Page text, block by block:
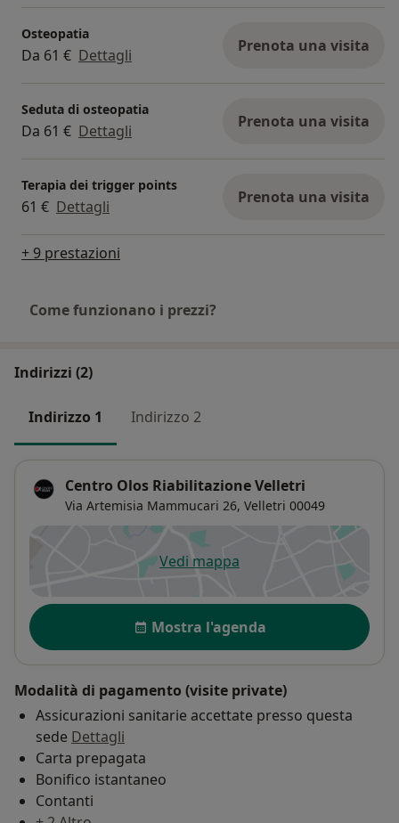
Osteopatia
Da 61 € Dettagli Prenota una visita
Seduta di osteopatia
Da 61 € Dettagli Prenota una visita
Terapia dei trigger points
61 € Dettagli Prenota una visita
+ 9 prestazioni
Come funzionano i prezzi?
Indirizzi (2)
Indirizzo 1 Indirizzo 2
Centro Olos Riabilitazione Velletri
Via Artemisia Mammucari 26, Velletri 00049
Vedi mappasi apre in una nuova scheda
Disponibilità
Mostra l'agenda
Modalità di pagamento (visite private)
Assicurazioni sanitarie accettate presso questa
sede Dettagli
Carta prepagata
Bonifico istantaneo
Contanti